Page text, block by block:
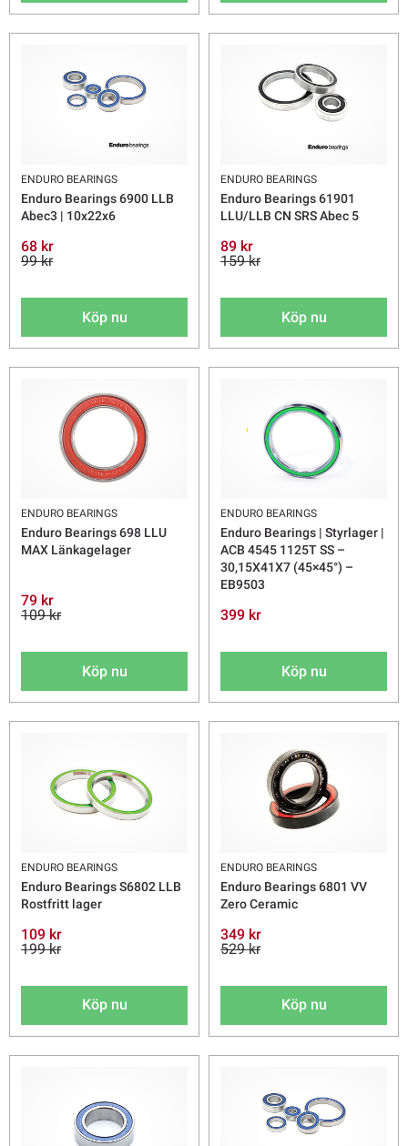
ENDURO BEARINGS
Enduro Bearings 6900 LLB
Abec3 | 10x22x6
68 kr
99 kr
Köp nu
ENDURO BEARINGS
Enduro Bearings 61901
LLU/LLB CN SRS Abec 5
89 kr
159 kr
Köp nu
ENDURO BEARINGS
Enduro Bearings 698 LLU
MAX Länkagelager
79 kr
109 kr
Köp nu
ENDURO BEARINGS
Enduro Bearings | Styrlager |
ACB 4545 1125T SS –
30,15X41X7 (45×45°) –
EB9503
399 kr
Köp nu
ENDURO BEARINGS
Enduro Bearings S6802 LLB
Rostfritt lager
109 kr
199 kr
Köp nu
ENDURO BEARINGS
Enduro Bearings 6801 VV
Zero Ceramic
349 kr
529 kr
Köp nu